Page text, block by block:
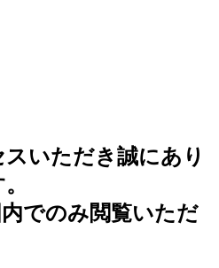
いただき誠にあり
でのみ閲覧いただ